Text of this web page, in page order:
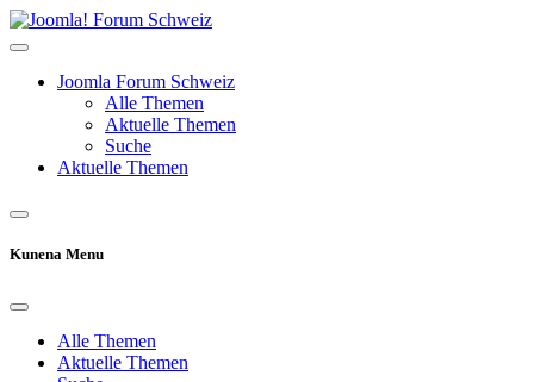
Joomla Forum Schweiz
Alle Themen
Aktuelle Themen
Suche
Aktuelle Themen
Kunena Menu
Alle Themen
Aktuelle Themen